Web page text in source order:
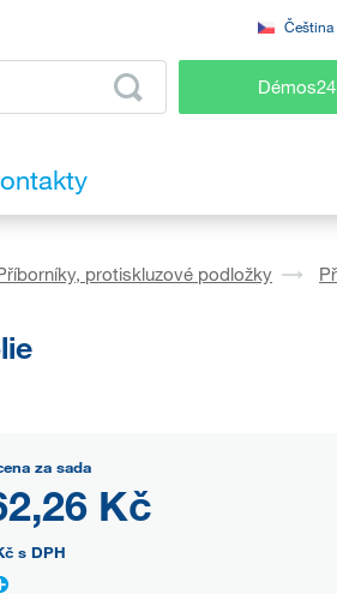
Čeština
protiskluzové podložky
za sada
Kč
s DPH